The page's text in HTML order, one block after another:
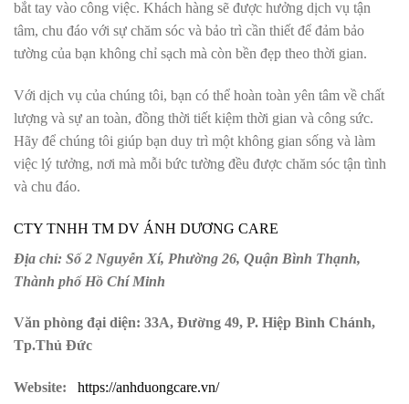
bắt tay vào công việc. Khách hàng sẽ được hưởng dịch vụ tận
tâm, chu đáo với sự chăm sóc và bảo trì cần thiết để đảm bảo
tường của bạn không chỉ sạch mà còn bền đẹp theo thời gian.
Với dịch vụ của chúng tôi, bạn có thể hoàn toàn yên tâm về chất
lượng và sự an toàn, đồng thời tiết kiệm thời gian và công sức.
Hãy để chúng tôi giúp bạn duy trì một không gian sống và làm
việc lý tưởng, nơi mà mỗi bức tường đều được chăm sóc tận tình
và chu đáo.
CTY TNHH TM DV ÁNH DƯƠNG CARE
Địa chỉ: Số 2 Nguyễn Xí, Phường 26, Quận Bình Thạnh,
Thành phố Hồ Chí Minh
Văn phòng đại diện: 33A, Đường 49, P. Hiệp Bình Chánh,
Tp.Thủ Đức
Website: https://anhduongcare.vn/